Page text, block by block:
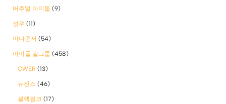
버추얼 아이돌 (9)
성우 (11)
아나운서 (54)
아이돌 걸그룹 (458)
QWER (13)
뉴진스 (46)
블랙핑크 (17)